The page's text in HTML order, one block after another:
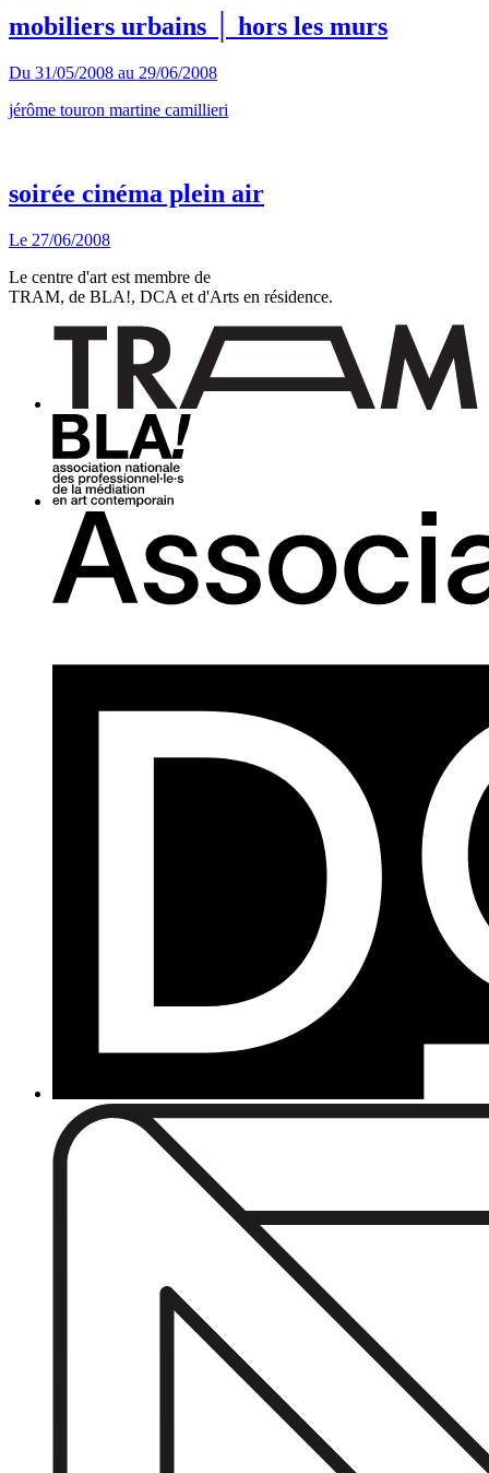
mobiliers urbains │ hors les murs
Du 31/05/2008 au 29/06/2008
jérôme touron martine camillieri
soirée cinéma plein air
Le 27/06/2008
Le centre d'art est membre de
TRAM, de BLA!, DCA et d'Arts en résidence.